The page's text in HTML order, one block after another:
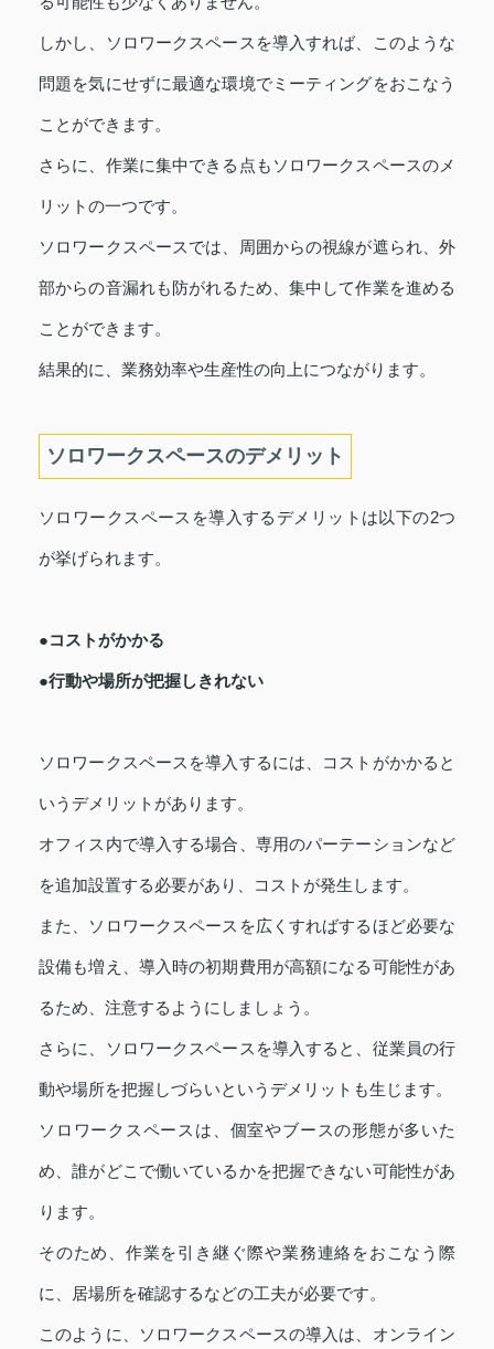
しかし、ソロワークスペースを導入すれば、このような
問題を気にせずに最適な環境でミーティングをおこなう
ことができます。
さらに、作業に集中できる点もソロワークスペースのメ
リットの一つです。
ソロワークスペースでは、周囲からの視線が遮られ、外
部からの音漏れも防がれるため、集中して作業を進める
ことができます。
結果的に、業務効率や生産性の向上につながります。
ソロワークスペースのデメリット
ソロワークスペースを導入するデメリットは以下の2つ
が挙げられます。
●コストがかかる
●行動や場所が把握しきれない
ソロワークスペースを導入するには、コストがかかると
いうデメリットがあります。
オフィス内で導入する場合、専用のパーテーションなど
を追加設置する必要があり、コストが発生します。
また、ソロワークスペースを広くすればするほど必要な
設備も増え、導入時の初期費用が高額になる可能性があ
るため、注意するようにしましょう。
さらに、ソロワークスペースを導入すると、従業員の行
動や場所を把握しづらいというデメリットも生じます。
ソロワークスペースは、個室やブースの形態が多いた
め、誰がどこで働いているかを把握できない可能性があ
ります。
そのため、作業を引き継ぐ際や業務連絡をおこなう際
に、居場所を確認するなどの工夫が必要です。
このように、ソロワークスペースの導入は、オンライン